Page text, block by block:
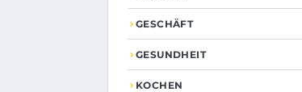
GESCHÄFT
GESUNDHEIT
KOCHEN